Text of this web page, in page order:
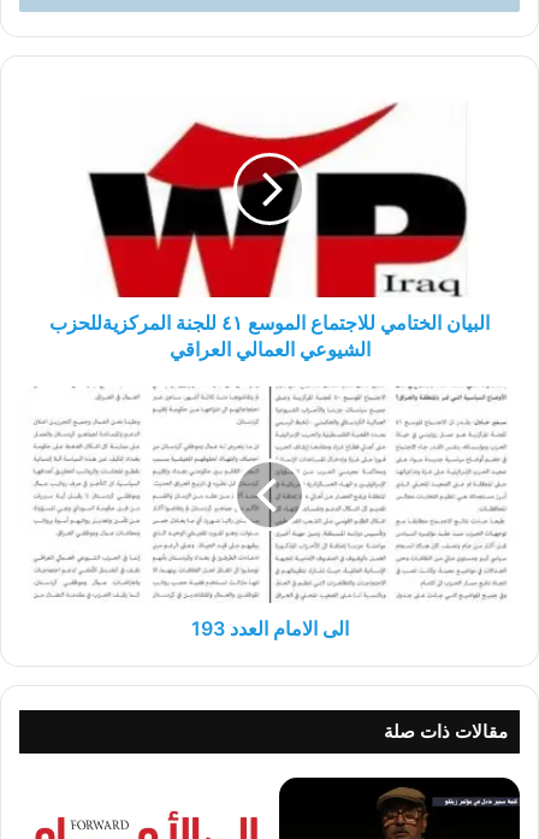
المركزيةللحزب
العراقي
البيان الختامي للاجتماع الموسع ٤١ للجنة المركزيةللحزب
الشيوعي العمالي العراقي
الى
الامام
العدد
193
الى الامام العدد 193
مقالات ذات صلة